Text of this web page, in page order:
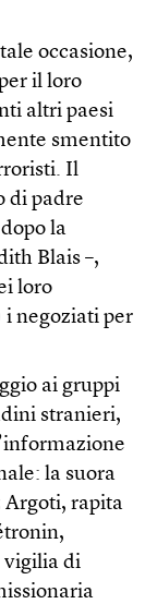
occasione,
il loro
altri paesi
smentito
Il
di padre
la
Blais –,
loro
i negoziati per
ai gruppi
stranieri,
la suora
rapita
vigilia di